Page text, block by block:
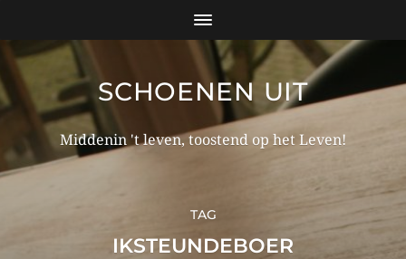
SCHOENEN UIT
Middenin 't leven, toostend op het Leven!
TAG
IKSTEUNDEBOER